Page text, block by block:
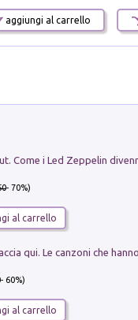
aggiungi al carrello
- 70%)
al carrello
- 60%)
al carrello